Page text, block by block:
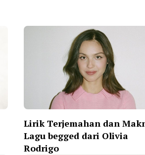
Lirik Terjemahan dan
Lagu begged dari Olivia
Rodrigo